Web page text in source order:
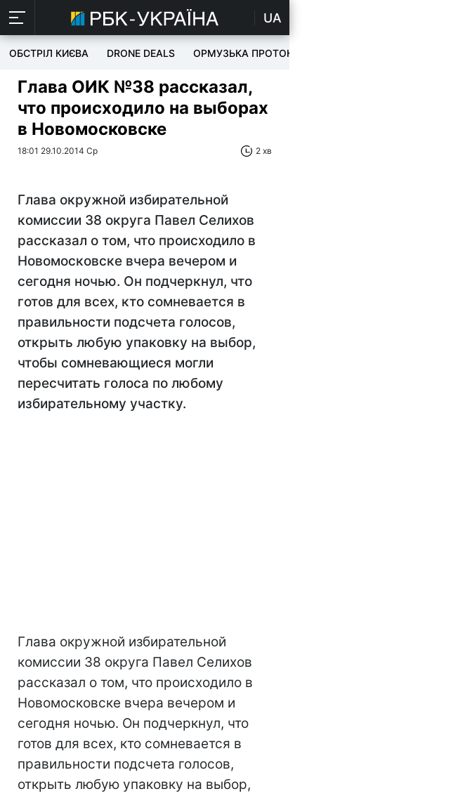
UA
ОБСТРІЛ КИЄВА DRONE DEALS ОРМУЗЬКА ПРОТОКА
Глава ОИК №38 рассказал,
что происходило на выборах
в Новомосковске
18:01 29.10.2014 Ср 2 хв
Глава окружной избирательной
комиссии 38 округа Павел Селихов
рассказал о том, что происходило в
Новомосковске вчера вечером и
сегодня ночью. Он подчеркнул, что
готов для всех, кто сомневается в
правильности подсчета голосов,
открыть любую упаковку на выбор,
чтобы сомневающиеся могли
пересчитать голоса по любому
избирательному участку.
Глава окружной избирательной
комиссии 38 округа Павел Селихов
рассказал о том, что происходило в
Новомосковске вчера вечером и
сегодня ночью. Он подчеркнул, что
готов для всех, кто сомневается в
правильности подсчета голосов,
открыть любую упаковку на выбор,